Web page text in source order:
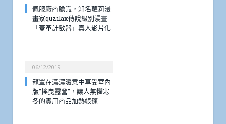
佩服廠商膽識，知名蘿莉漫
畫家quzilax傳說級別漫畫
「蓋革計數器」真人影片化
06/12/2019
籠罩在濃濃暖意中享受室內
版”搖曳露營”，讓人無懼寒
冬的實用商品加熱帳篷